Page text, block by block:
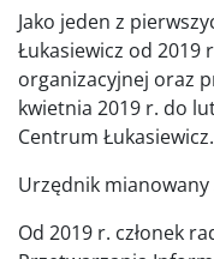
Jako jeden z
Łukasiewicz od 2019
organizacyjnej oraz
kwietnia 2019 r. do
Centrum Łukasiewicz.
Urzędnik mianowany
Od 2019 r. członek